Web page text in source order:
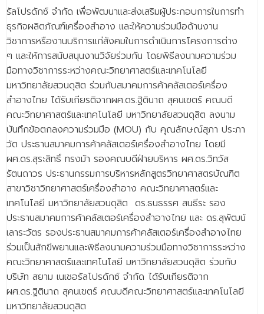
รัลโปรดักซ์ จำกัด เพื่อพัฒนาและส่งเสริมผู้ประกอบการในการทำ
ธุรกิจผลิตภัณฑ์เครื่องสำอาง และให้ความร่วมมือด้านงาน
วิชาการหรืองานบริการแก่สังคมในการดำเนินการโครงการต่าง
ๆ และให้การสนับสนุนงานวิจัยร่วมกัน โดยพิธีลงนามความร่วม
มือทางวิชาการระหว่างคณะวิทยาศาสตร์และเทคโนโลยี
มหาวิทยาลัยสวนดุสิต ร่วมกับสมาคมการค้าคลัสเตอร์เครื่อง
สำอางไทย ได้รับเกียรติจากผศ.ดร.ฐิตินาถ สุคนเขตร์ คณบดี
คณะวิทยาศาสตร์และเทคโนโลยี มหาวิทยาลัยสวนดุสิต ลงนาม
บันทึกข้อตกลงความร่วมมือ (MOU) กับ คุณลักษณ์สุภา ประภา
วัต ประธานสมาคมการค้าคลัสเตอร์เครื่องสำอางไทย โดยมี
ผศ.ดร.สุระสิทธิ์ ทรงม้า รองคณบดีฝ่ายบริหาร ผศ.ดร.วิทวัส
รัตนถาวร ประธานกรรมการบริหารหลักสูตรวิทยาศาสตรบัณฑิต
สาขาวิชาวิทยาศาสตร์เครื่องสำอาง คณะวิทยาศาสตร์และ
เทคโนโลยี มหาวิทยาลัยสวนดุสิต ดร.ธนธรรศ สนธีระ รอง
ประธานสมาคมการค้าคลัสเตอร์เครื่องสำอางไทย และ ดร.สุพัฒน์
เลาระวัตร รองประธานสมาคมการค้าคลัสเตอร์เครื่องสำอางไทย
ร่วมเป็นสักขีพยานและพิธีลงนามความร่วมมือทางวิชาการระหว่าง
คณะวิทยาศาสตร์และเทคโนโลยี มหาวิทยาลัยสวนดุสิต ร่วมกับ
บริษัท สยาม เนเชอรัลโปรดักซ์ จำกัด ได้รับเกียรติจาก
ผศ.ดร.ฐิตินาถ สุคนเขตร์ คณบดีคณะวิทยาศาสตร์และเทคโนโลยี
มหาวิทยาลัยสวนดุสิต